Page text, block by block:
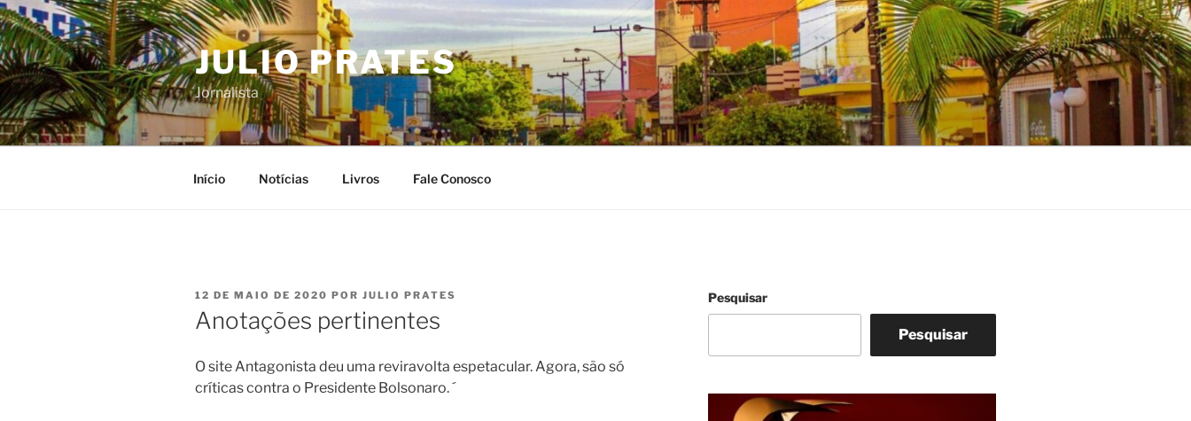
Pular
para
o
conteúdo
JULIO PRATES
Jornalista
Início Notícias Livros Fale Conosco
PUBLICADO
EM
12 DE MAIO DE 2020 POR JULIO PRATES
Anotações pertinentes
O site Antagonista deu uma reviravolta espetacular. Agora, são só
críticas contra o Presidente Bolsonaro. ´
Pesquisar
Pesquisar